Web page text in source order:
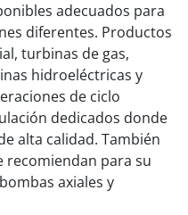
adecuados para
diferentes. Productos
turbinas de gas,
hidroeléctricas y
de ciclo
dedicados donde
alta calidad. También
recomiendan para su
axiales y